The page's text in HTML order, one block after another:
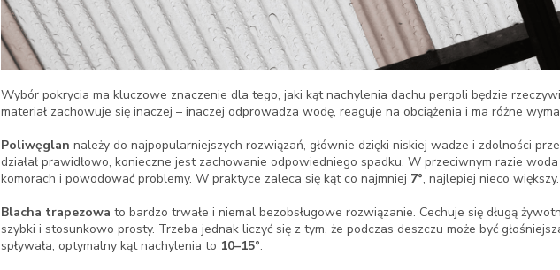
Wybór pokrycia ma kluczowe znaczenie dla tego, jaki kąt nachylenia dachu pergoli będzie
materiał zachowuje się inaczej – inaczej odprowadza wodę, reaguje na obciążenia i ma różne
Poliwęglan należy do najpopularniejszych rozwiązań, głównie dzięki niskiej wadze i zdolności
działał prawidłowo, konieczne jest zachowanie odpowiedniego spadku. W przeciwnym razie
komorach i powodować problemy. W praktyce zaleca się kąt co najmniej 7°, najlepiej nieco większy.
Blacha trapezowa to bardzo trwałe i niemal bezobsługowe rozwiązanie. Cechuje się długą
szybki i stosunkowo prosty. Trzeba jednak liczyć się z tym, że podczas deszczu może być
spływała, optymalny kąt nachylenia to 10–15°.